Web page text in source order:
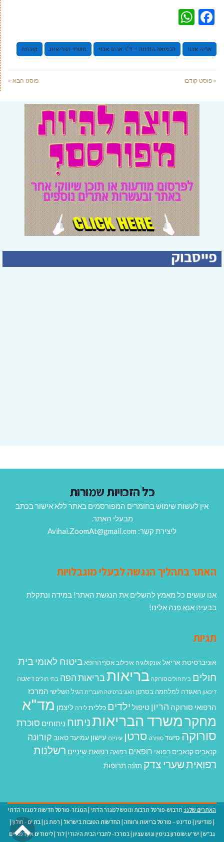
Facebook
אריה אבני הרפואה הנכונה – ד"ר אריה אבני משרד הבריאות קורונה
« פוסט קודם פוסט הבא »
כל הזכויות שמורות
אין לעשות שימוש בחומרים המפורסמים באתר ללא אישור בכתב
מבעלי האתר.
ליצירת קשר: Avihai.ZoomAt@gmail.com
האתר בתהליך הנגשה לבעלי מוגבלויות
אנו עושים כל מאמץ להשלים את הנגשת האתר! במידה ונתקלת
בבעיה אנא פנה אלינו!
תגיות
אוניברסיטת אריאל אונקולוגיה איכילוב אסף הרופא ביטוח לאומיבית
חולים בית חולים סורוקה בריאותבריאות הפה בתי חולים דיאטה
דיכאון האגודה למלחמה בסרטן האוניברסיטה העברית הגיל השלישי המרכז
הרפואי סורוקה הריון טיפול ילדים כללית לידה ליצמן מד"א
מחקרמשרד הבריאותניתוח ניתוחים סוכרת
סורוקה סיעוד ספורט סרטן עיניים עישון עמיעד טאוב קורונה
קנאביסקנאביס רפואי רופאים רפואה רפואת שיניים רשלנות
רפואיתשערי צדק תזונה תרופות
האתרים שלנו: תרבוש-פורטל תרבות ונופש למגזר הדתי | המגזר-פורטל חדשות למגזר הדתי
| מודיעין | מדינט – פורטל בריאות ורווחה | החדשות הטובות בישראל | רמת גן |בת ים - חולון|
גב"ש | יש''ע:שומרון בנימין וגוש עציון |במרכז- לחברי הבית היהודי |לוד |לימודים אקדמאיים